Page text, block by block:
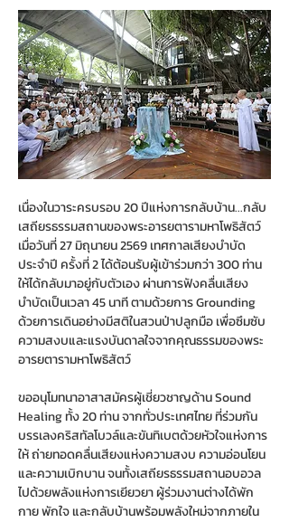
เนื่องในวาระครบรอบ 20 ปีแห่งการกลับบ้าน...กลับ
เสถียรธรรมสถานของพระอารยตารามหาโพธิสัตว์
เมื่อวันที่ 27 มิถุนายน 2569 เทศกาลเสียงบำบัด
ประจำปี ครั้งที่ 2 ได้ต้อนรับผู้เข้าร่วมกว่า 300 ท่าน
ให้ได้กลับมาอยู่กับตัวเอง ผ่านการฟังคลื่นเสียง
บำบัดเป็นเวลา 45 นาที ตามด้วยการ Grounding
ด้วยการเดินอย่างมีสติในสวนป่าปลูกมือ เพื่อซึมซับ
ความสงบและแรงบันดาลใจจากคุณธรรมของพระ
อารยตารามหาโพธิสัตว์
ขออนุโมทนาอาสาสมัครผู้เชี่ยวชาญด้าน Sound
Healing ทั้ง 20 ท่าน จากทั่วประเทศไทย ที่ร่วมกัน
บรรเลงคริสทัลโบวล์และขันทิเบตด้วยหัวใจแห่งการ
ให้ ถ่ายทอดคลื่นเสียงแห่งความสงบ ความอ่อนโยน
และความเบิกบาน จนทั้งเสถียรธรรมสถานอบอวล
ไปด้วยพลังแห่งการเยียวยา ผู้ร่วมงานต่างได้พัก
กาย พักใจ และกลับบ้านพร้อมพลังใหม่จากภายใน